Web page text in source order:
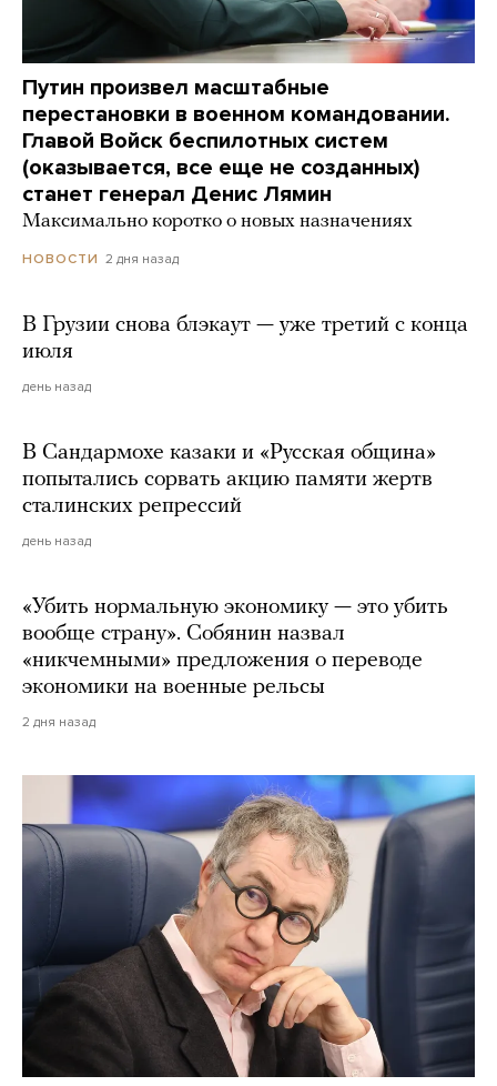
Путин произвел масштабные
перестановки в военном командовании.
Главой Войск беспилотных систем
(оказывается, все еще не созданных)
станет генерал Денис Лямин
Максимально коротко о новых назначениях
НОВОСТИ 2 дня назад
В Грузии снова блэкаут — уже третий с конца
июля
день назад
В Сандармохе казаки и «Русская община»
попытались сорвать акцию памяти жертв
сталинских репрессий
день назад
«Убить нормальную экономику — это убить
вообще страну». Собянин назвал
«никчемными» предложения о переводе
экономики на военные рельсы
2 дня назад